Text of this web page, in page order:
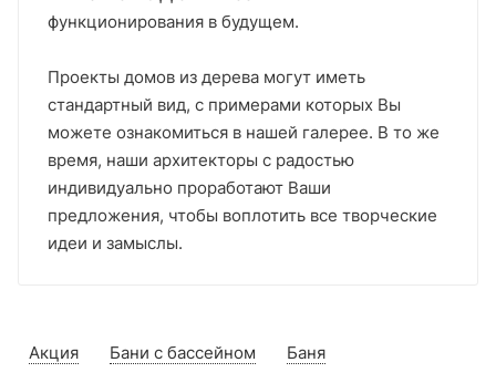
функционирования в будущем.
Проекты домов из дерева могут иметь
стандартный вид, с примерами которых Вы
можете ознакомиться в нашей галерее. В то же
время, наши архитекторы с радостью
индивидуально проработают Ваши
предложения, чтобы воплотить все творческие
идеи и замыслы.
Акция Бани с бассейном
Баня